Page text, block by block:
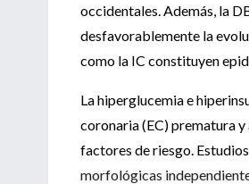
occidentales. Además, la
desfavorablemente la
como la IC constituyen
La hiperglucemia e
coronaria (EC) prematura
factores de riesgo.
morfológicas